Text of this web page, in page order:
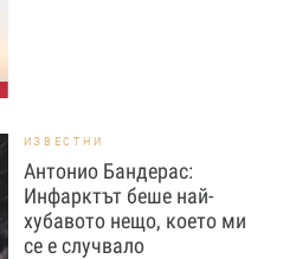
ИЗВЕСТНИ
Антонио Бандерас:
Инфарктът беше най-
хубавото нещо, което ми
се е случвало